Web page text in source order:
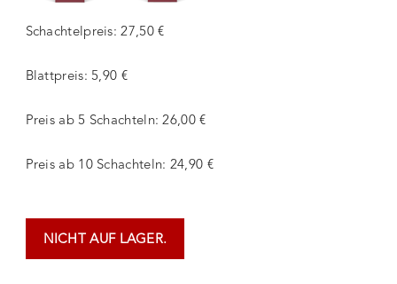
Schachtelpreis: 27,50 €
Blattpreis: 5,90 €
Preis ab 5 Schachteln: 26,00 €
Preis ab 10 Schachteln: 24,90 €
NICHT AUF LAGER.